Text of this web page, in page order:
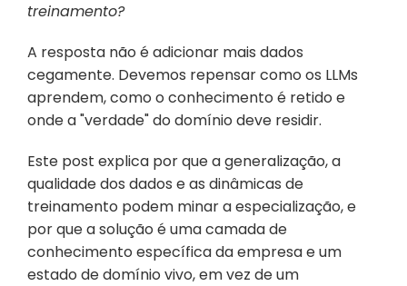
treinamento?
A resposta não é adicionar mais dados
cegamente. Devemos repensar como os LLMs
aprendem, como o conhecimento é retido e
onde a "verdade" do domínio deve residir.
Este post explica por que a generalização, a
qualidade dos dados e as dinâmicas de
treinamento podem minar a especialização, e
por que a solução é uma camada de
conhecimento específica da empresa e um
estado de domínio vivo, em vez de um